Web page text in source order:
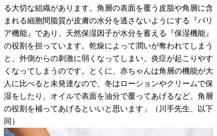
る大切な組織があります。角層の表面を覆う皮脂や角層に含
まれる細胞間脂質が皮膚の水分を逃さないようにする『バリ
ア機能』であり、天然保湿因子が水分を蓄える『保湿機能』
の役割を担っています。乾燥によって潤いが奪われてしまう
と、外側からの刺激に弱くなってしまい、炎症が起こりやす
くなってしまうのです。とくに、赤ちゃんは角層の機能が大
人に比べると未発達なので、冬はローションやクリームで保
湿をしたり、オイルで表面を油分で覆ってあげるなど、角層
の役割を補ってあげるといいと思います」（川手先生、以下
同）